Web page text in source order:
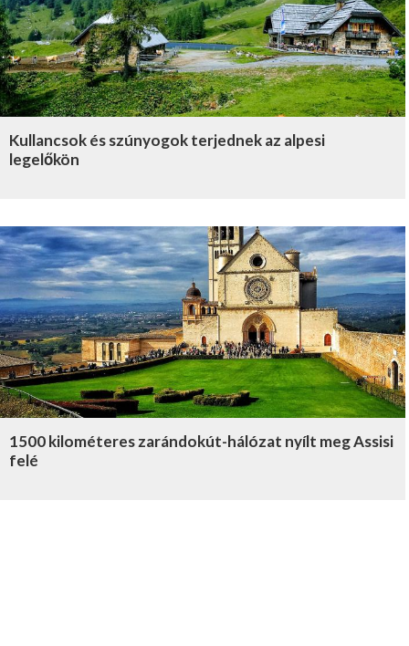
Kullancsok és szúnyogok terjednek az alpesi
legelőkön
1500 kilométeres zarándokút-hálózat nyílt meg Assisi
felé